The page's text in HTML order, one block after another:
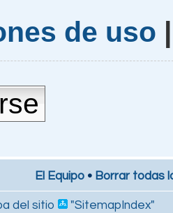
de uso
El Equipo • Borrar todas
del sitio "SitemapIndex"